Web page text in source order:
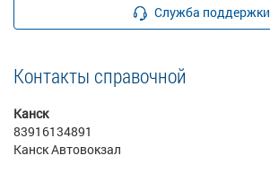
Служба поддержки
Контакты справочной
Канск
83916134891
Канск Автовокзал